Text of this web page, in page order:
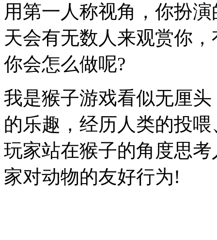
用第一人称视角，你扮
天会有无数人来观赏你
你会怎么做呢?
我是猴子游戏看似无厘
的乐趣，经历人类的投
玩家站在猴子的角度思
家对动物的友好行为!